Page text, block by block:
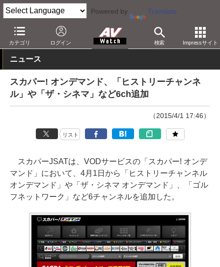
Powered by Translate
カテゴリ ログイン 検索 Impressサイト
AV Watch コンテンツ・サービス 映像配信
ニュース
スカパー! オンデマンド、「ヒストリーチャンネ
ル」や「ザ・シネマ」など6ch追加
（2015/4/1 17:46）
リスト
スカパーJSATは、VODサービスの「スカパー! オンデ
マンド」において、4月1日から「ヒストリーチャンネル
オンデマンド」や「ザ・シネマ オンデマンド」、「ゴル
フネットワーク」など6チャンネルを追加した。